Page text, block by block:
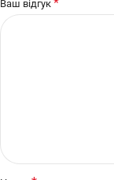
Ваш відгук